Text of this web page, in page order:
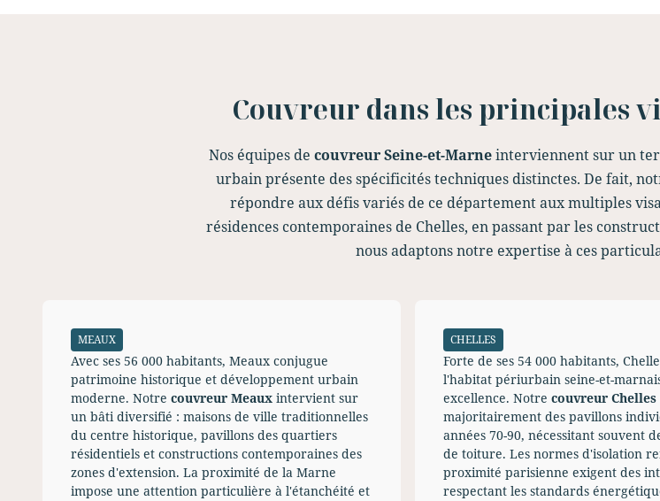
Couvreur dans les principales
Nos équipes de couvreur Seine-et-Marneinterviennent sur un
urbain présente des spécificités techniques distinctes. De fait,
répondre aux défis variés de ce département aux multiples
résidences contemporaines de Chelles, en passant par les
nous adaptons notre expertise à ces
MEAUX
Avec ses 56 000 habitants, Meaux conjugue
patrimoine historique et développement urbain
moderne. Notre couvreur Meaux intervient sur
un bâti diversifié : maisons de ville traditionnelles
du centre historique, pavillons des quartiers
résidentiels et constructions contemporaines des
zones d'extension. La proximité de la Marne
impose une attention particulière à l'étanchéité et
CHELLES
Forte de ses 54 000 habitants,
l'habitat périurbain seine-et-
excellence. Notrecouvreur Chelles
majoritairement des pavillons
années 70-90, nécessitant souvent
de toiture. Les normes d'isolation
proximité parisienne exigent des
respectant les standards